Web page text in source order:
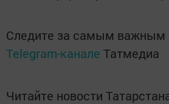
Следите за самым важным
Telegram-канале Татмедиа
Читайте новости